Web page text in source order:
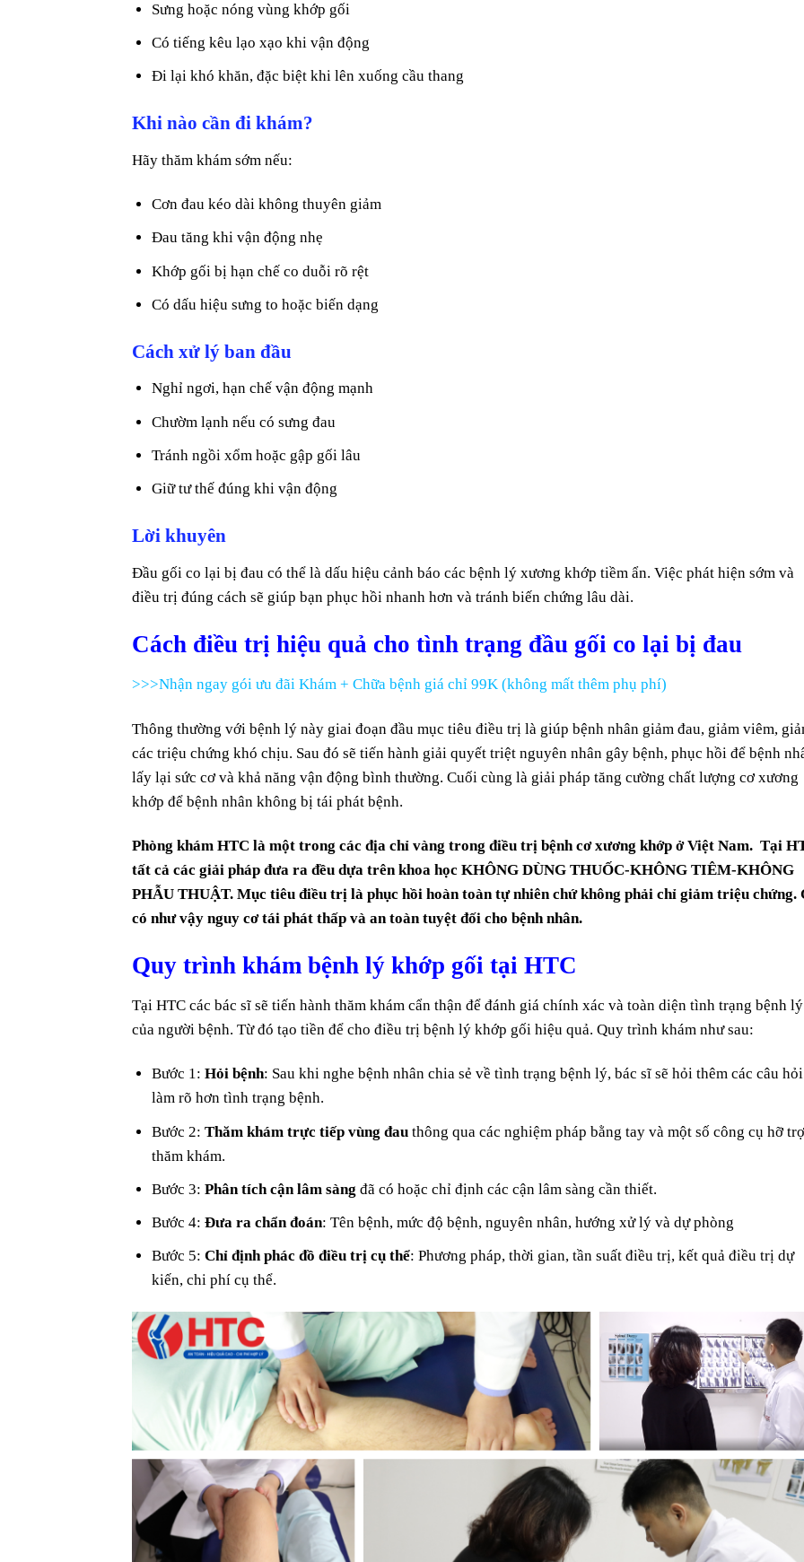
Sưng hoặc nóng vùng khớp gối
Có tiếng kêu lạo xạo khi vận động
Đi lại khó khăn, đặc biệt khi lên xuống cầu thang
Khi nào cần đi khám?
Hãy thăm khám sớm nếu:
Cơn đau kéo dài không thuyên giảm
Đau tăng khi vận động nhẹ
Khớp gối bị hạn chế co duỗi rõ rệt
Có dấu hiệu sưng to hoặc biến dạng
Cách xử lý ban đầu
Nghỉ ngơi, hạn chế vận động mạnh
Chườm lạnh nếu có sưng đau
Tránh ngồi xổm hoặc gập gối lâu
Giữ tư thế đúng khi vận động
Lời khuyên
Đầu gối co lại bị đau có thể là dấu hiệu cảnh báo các bệnh lý xương khớp tiềm ẩn. Việc phát hiện sớm và
điều trị đúng cách sẽ giúp bạn phục hồi nhanh hơn và tránh biến chứng lâu dài.
Cách điều trị hiệu quả cho tình trạng đầu gối co lại bị đau
>>>Nhận ngay gói ưu đãi Khám + Chữa bệnh giá chỉ 99K (không mất thêm phụ phí)
Thông thường với bệnh lý này giai đoạn đầu mục tiêu điều trị là giúp bệnh nhân giảm đau, giảm viêm,
các triệu chứng khó chịu. Sau đó sẽ tiến hành giải quyết triệt nguyên nhân gây bệnh, phục hồi để bệnh
lấy lại sức cơ và khả năng vận động bình thường. Cuối cùng là giải pháp tăng cường chất lượng cơ xương
khớp để bệnh nhân không bị tái phát bệnh.
Phòng khám HTC là một trong các địa chỉ vàng trong điều trị bệnh cơ xương khớp ở Việt Nam. Tại
tất cả các giải pháp đưa ra đều dựa trên khoa học KHÔNG DÙNG THUỐC-KHÔNG TIÊM-KHÔNG
PHẪU THUẬT. Mục tiêu điều trị là phục hồi hoàn toàn tự nhiên chứ không phải chỉ giảm triệu chứng.
có như vậy nguy cơ tái phát thấp và an toàn tuyệt đối cho bệnh nhân.
Quy trình khám bệnh lý khớp gối tại HTC
Tại HTC các bác sĩ sẽ tiến hành thăm khám cẩn thận để đánh giá chính xác và toàn diện tình trạng bệnh lý
của người bệnh. Từ đó tạo tiền để cho điều trị bệnh lý khớp gối hiệu quả. Quy trình khám như sau:
Bước 1:Hỏi bệnh: Sau khi nghe bệnh nhân chia sẻ về tình trạng bệnh lý, bác sĩ sẽ hỏi thêm các câu
làm rõ hơn tình trạng bệnh.
Bước 2: Thăm khám trực tiếp vùng đau thông qua các nghiệm pháp bằng tay và một số công cụ hỡ
thăm khám.
Bước 3:Phân tích cận lâm sàng đã có hoặc chỉ định các cận lâm sàng cần thiết.
Bước 4:Đưa ra chẩn đoán: Tên bệnh, mức độ bệnh, nguyên nhân, hướng xử lý và dự phòng
Bước 5:Chỉ định phác đồ điều trị cụ thể: Phương pháp, thời gian, tần suất điều trị, kết quả điều trị dự
kiến, chi phí cụ thể.